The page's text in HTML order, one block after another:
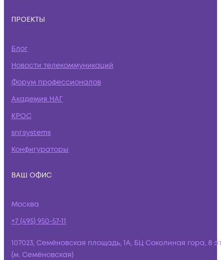
ПРОЕКТЫ
Блог
Новости телекоммуникаций
Форум профессионалов
Академия НАГ
КРОС
snr.systems
Конфигураторы
ВАШ ОФИС
Москва
+7 (495) 950-57-11
107023, Семёновская площадь, 1А, БЦ Соколиная гора, 8
(м. Семёновская)